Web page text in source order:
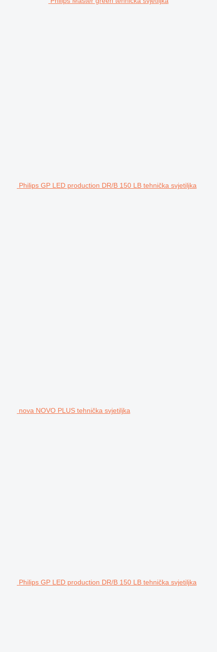
Philips GP LED production DR/B 150 LB tehnička svjetiljka
nova NOVO PLUS tehnička svjetiljka
Philips GP LED production DR/B 150 LB tehnička svjetiljka